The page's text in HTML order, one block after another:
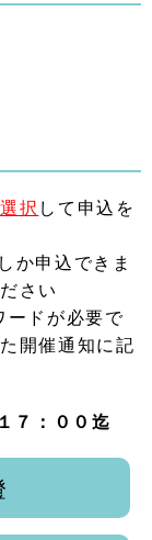
択 して申込を
か申込できま
さい
ードが必要で
開催通知に記
７：００迄